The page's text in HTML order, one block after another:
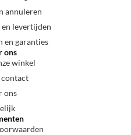
annuleren
en levertijden
en garanties
ons
winkel
ons